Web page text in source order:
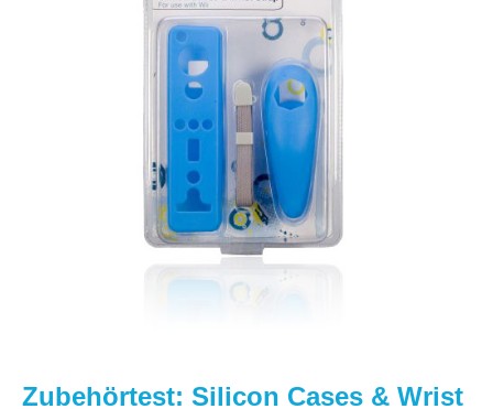
Zubehörtest: Silicon Cases & Wrist